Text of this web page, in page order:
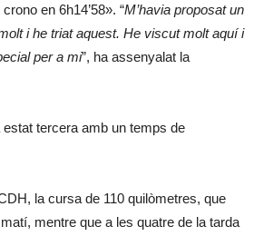
en 6h14’58». “M’havia proposat un
i he triat aquest. He viscut molt aquí i
per a mi”, ha assenyalat la
estat tercera amb un temps de
la cursa de 110 quilòmetres, que
mentre que a les quatre de la tarda